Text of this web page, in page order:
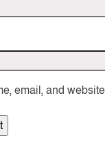
email, and